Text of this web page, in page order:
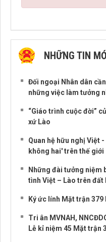
NHỮNG TIN
Đối ngoại Nhân dân
những việc làm tưởng
“Giáo trình cuộc đời”
xứ Lào
Quan hệ hữu nghị Việt
không hai' trên thế giới
Những đài tưởng niệm
tình Việt – Lào trên đất
Ký ức lính Mặt trận 379
Tri ân MVNAH,
Lễ kỉ niệm 45 Mặt trận